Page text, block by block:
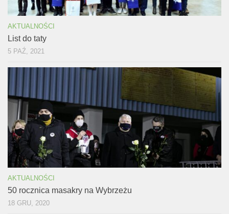
AKTUALNOŚCI
List do taty
5 PAŹ, 2021
AKTUALNOŚCI
50 rocznica masakry na Wybrzeżu
18 GRU, 2020